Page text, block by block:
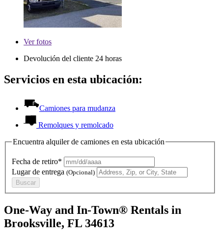
Verfotos
Devolución del cliente 24 horas
Servicios en esta ubicación:
Camiones para mudanza
Remolques y remolcado
Encuentra alquiler de camiones en esta ubicación
Fecha de retiro*
Lugar de entrega (Opcional)
Buscar
One-Way and In-Town® Rentals in
Brooksville, FL 34613